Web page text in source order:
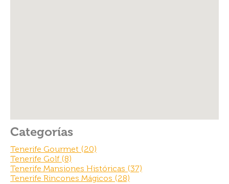
Categorías
Tenerife Gourmet (20)
Tenerife Golf (8)
Tenerife Mansiones Históricas (37)
Tenerife Rincones Mágicos (28)